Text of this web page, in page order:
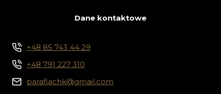
Dane kontaktowe
+48 85 743 44 29
+48 791 227 310
parafiachk@gmail.com